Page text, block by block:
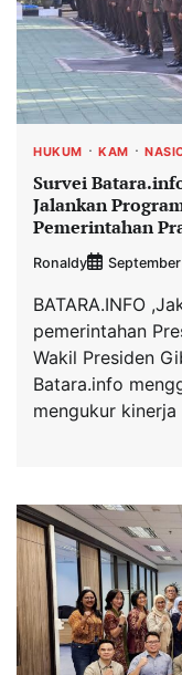
HUKUM KAM
Survei
Jalankan
Pemerintahan
Ronaldy
BATARA.INFO
pemerintahan
Wakil Presiden
Batara.info
mengukur